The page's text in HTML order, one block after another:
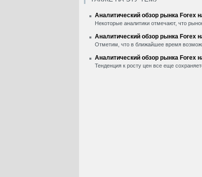
Аналитический обзор рынка Forex
Некоторые аналитики отмечают, что
Аналитический обзор рынка Forex
Отметим, что в ближайшее время
Аналитический обзор рынка Forex
Тенденция к росту цен все еще